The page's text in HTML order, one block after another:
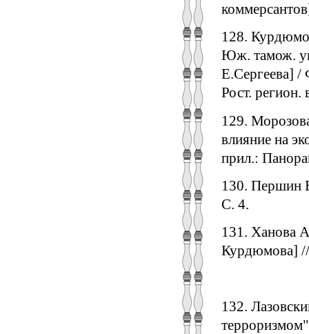
128.
Юж. тамож.
Е.Сергеева]
Рост.
129.
влияние на
прил.:
130. Першин
С. 4.
131. Ханова
Курдюмова] //
132.